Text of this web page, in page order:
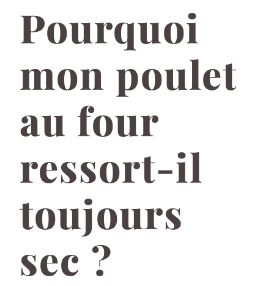
Pourquoi
mon poulet
au four
ressort-il
toujours
sec ?